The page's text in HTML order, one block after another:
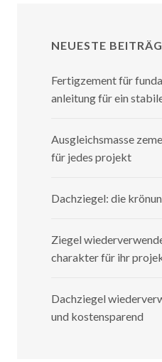
NEUESTE
Fertigzement für
anleitung für ein
Ausgleichsmasse
für jedes projekt
Dachziegel: die
Ziegel
charakter für ihr
Dachziegel
und kostensparend